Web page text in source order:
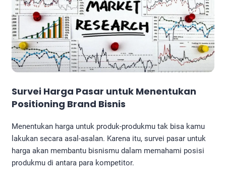
Survei Harga Pasar untuk Menentukan
Positioning Brand Bisnis
Menentukan harga untuk produk-produkmu tak bisa kamu
lakukan secara asal-asalan. Karena itu, survei pasar untuk
harga akan membantu bisnismu dalam memahami posisi
produkmu di antara para kompetitor.